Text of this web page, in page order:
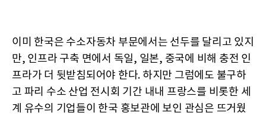
이미 한국은 수소자동차 부문에서는 선두를 달리고 있지
만, 인프라 구축 면에서 독일, 일본, 중국에 비해 충전 인
프라가 더 뒷받침되어야 한다. 하지만 그럼에도 불구하
고 파리 수소 산업 전시회 기간 내내 프랑스를 비롯한 세
계 유수의 기업들이 한국 홍보관에 보인 관심은 뜨거웠